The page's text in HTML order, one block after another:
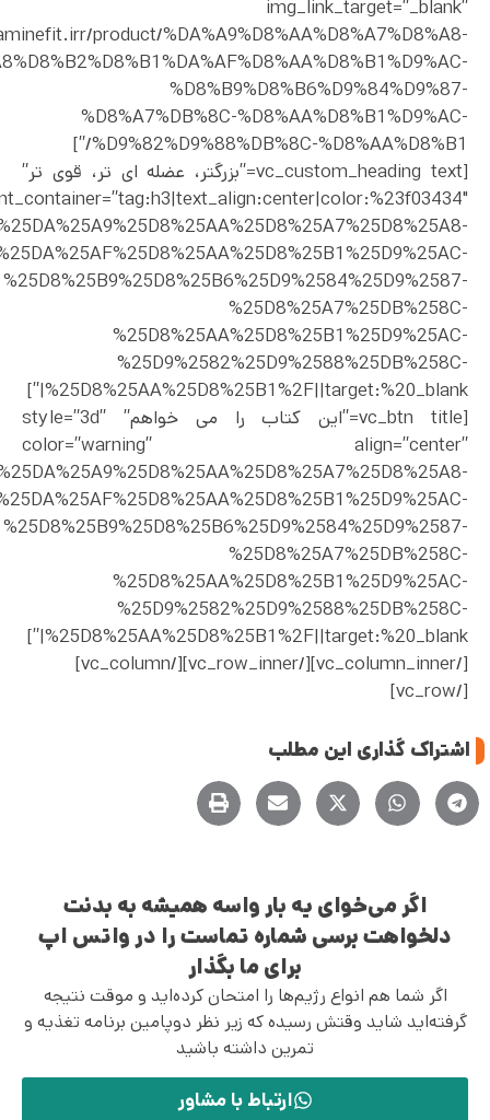
img_link_target=”_blank”
product/%DA%A9%D8%AA%D8%A7%D8%A8-
%D8%B9%D8%B6%D9%84%D9%87-
%D8%A7%DB%8C-%D8%AA%D8%B1%D9%AC-
%D9%82%D9%88%DB%8C-%D8%AA%D8%B1/”]
[vc_custom_heading text=”بزرگتر، عضله ای تر، قوی تر”
%25D8%25B9%25D8%25B6%25D9%2584%25D9%2587-
%25D8%25A7%25DB%258C-
%25D8%25AA%25D8%25B1%25D9%25AC-
%25D9%2582%25D9%2588%25DB%258C-
%25D8%25AA%25D8%25B1%2F||target:%20_blank|”]
[vc_btn title=”این کتاب را می خواهم” style=”3d”
color=”warning” align=”center”
%25D8%25B9%25D8%25B6%25D9%2584%25D9%2587-
%25D8%25A7%25DB%258C-
%25D8%25AA%25D8%25B1%25D9%25AC-
%25D9%2582%25D9%2588%25DB%258C-
%25D8%25AA%25D8%25B1%2F||target:%20_blank|”]
[/vc_column_inner][/vc_row_inner][/vc_column]
[/vc_row]
اشتراک گذاری این مطلب
اگر می‌خوای یه بار واسه همیشه به بدنت
دلخواهت برسی شماره تماست را در واتس اپ
برای ما بگذار
اگر شما هم انواع رژیم‌ها را امتحان کرده‌اید و موقت نتیجه
گرفته‌اید شاید وقتش رسیده که زیر نظر دوپامین برنامه تغذیه و
تمرین داشته باشید
ارتباط با مشاور